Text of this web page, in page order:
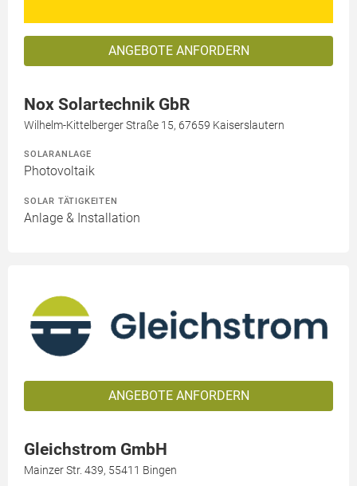
ANGEBOTE ANFORDERN
Nox Solartechnik GbR
Wilhelm-Kittelberger Straße 15, 67659 Kaiserslautern
SOLARANLAGE
Photovoltaik
SOLAR TÄTIGKEITEN
Anlage & Installation
ANGEBOTE ANFORDERN
Gleichstrom GmbH
Mainzer Str. 439, 55411 Bingen